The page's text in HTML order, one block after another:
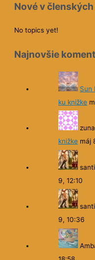
Nové v
No topics yet!
Najnovšie
Sun
ku knižke
knižke máj
9, 12:10
9, 10:36